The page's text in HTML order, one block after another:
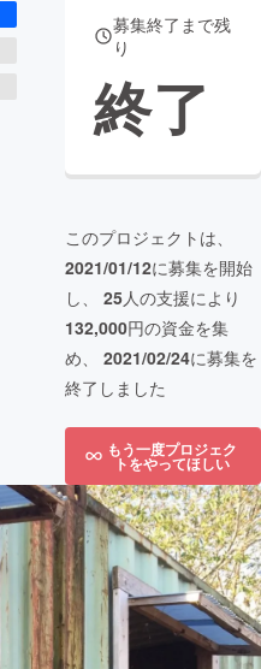
募集終了まで残
り
終了
このプロジェクトは、
2021/01/12に募集を開始
し、 25人の支援により
132,000円の資金を集
め、 2021/02/24に募集を
終了しました
もう一度プロジェク
トをやってほしい